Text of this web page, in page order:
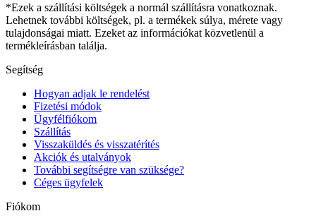
*Ezek a szállítási költségek a normál szállításra vonatkoznak.
Lehetnek további költségek, pl. a termékek súlya, mérete vagy
tulajdonságai miatt. Ezeket az információkat közvetlenül a
termékleírásban találja.
Segítség
Hogyan adjak le rendelést
Fizetési módok
Ügyfélfiókom
Szállítás
Visszaküldés és visszatérítés
Akciók és utalványok
További segítségre van szüksége?
Céges ügyfelek
Fiókom